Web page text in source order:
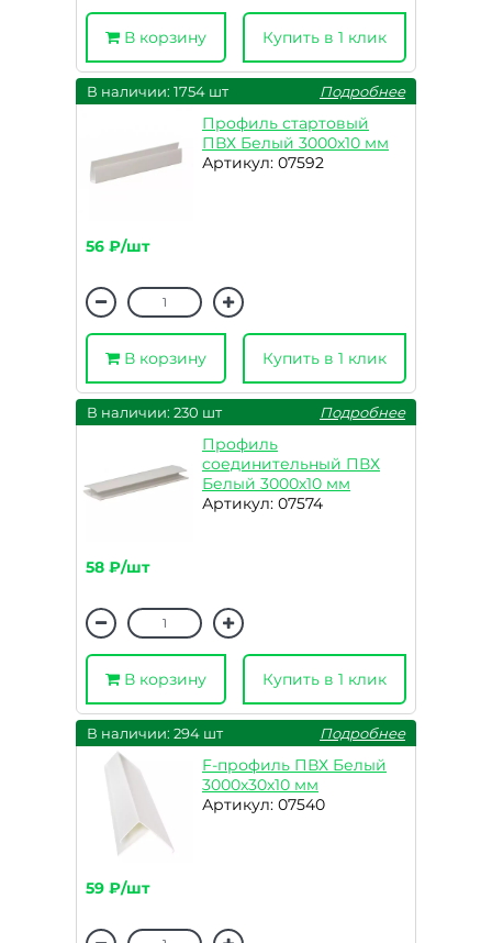
В корзину Купить в 1 клик
В наличии: 1754 шт Подробнее
Профиль стартовый
ПВХ Белый 3000х10 мм
Артикул: 07592
56 ₽/шт
В корзину Купить в 1 клик
В наличии: 230 шт Подробнее
Профиль
соединительный ПВХ
Белый 3000х10 мм
Артикул: 07574
58 ₽/шт
В корзину Купить в 1 клик
В наличии: 294 шт Подробнее
F-профиль ПВХ Белый
3000х30х10 мм
Артикул: 07540
59 ₽/шт